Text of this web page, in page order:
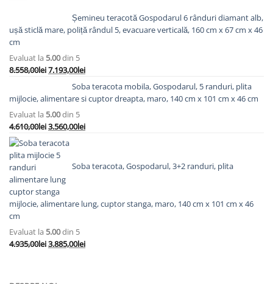
Șemineu teracotă Gospodarul 6 rânduri diamant alb,
ușă sticlă mare, poliță rândul 5, evacuare verticală, 160 cm x 67 cm x 46
cm
Evaluat la 5.00din 5
8.558,00leiPrețul
a
8.558,00lei.
7.193,00leiPrețul
curent
este:
7.193,00lei.
Soba teracota mobila, Gospodarul, 5 randuri, plita
mijlocie, alimentare si cuptor dreapta, maro, 140 cm x 101 cm x 46 cm
Evaluat la 5.00din 5
4.610,00leiPrețul
inițial
a
4.610,00lei.
3.560,00leiPrețul
3.560,00lei.
Soba teracota, Gospodarul, 3+2 randuri, plita
mijlocie, alimentare lung, cuptor stanga, maro, 140 cm x 101 cm x 46
cm
Evaluat la 5.00din 5
4.935,00leiPrețul
3.885,00leiPrețul